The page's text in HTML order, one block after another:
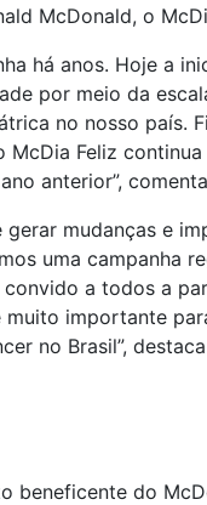
McDonald, o
há anos. Hoje a
por meio da
no nosso país.
Feliz
anterior”,
mudanças e
uma campanha
a todos a
muito importante
no Brasil”,
beneficente do